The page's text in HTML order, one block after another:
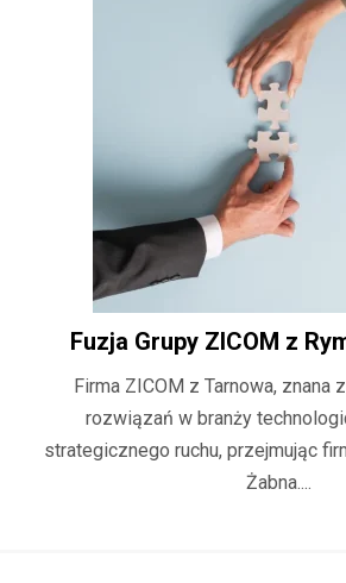
Fuzja Grupy ZICOM z
Firma ZICOM z Tarnowa, znana
rozwiązań w branży
strategicznego ruchu, przejmując
Żabna....